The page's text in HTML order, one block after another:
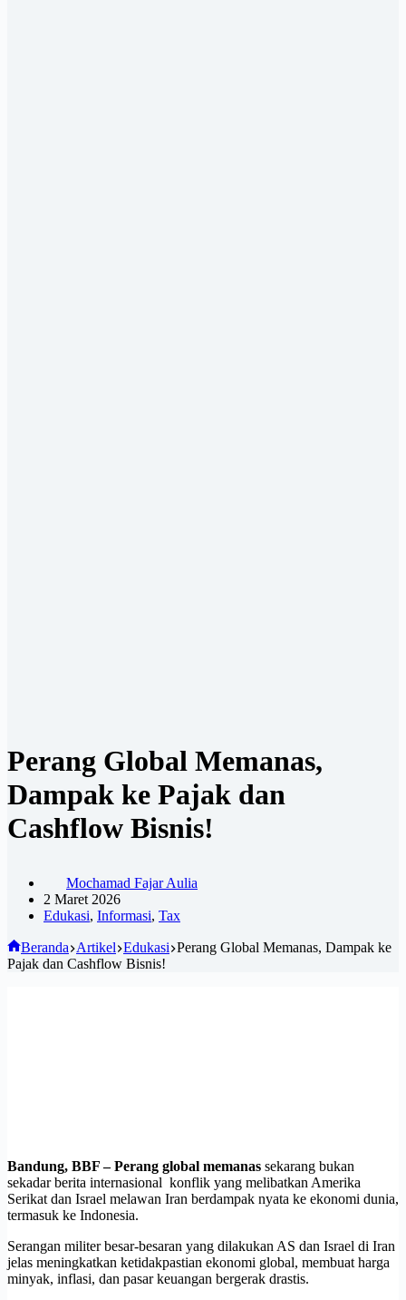
Perang Global Memanas,
Dampak ke Pajak dan
Cashflow Bisnis!
Mochamad Fajar Aulia
2 Maret 2026
Edukasi, Informasi, Tax
Beranda Artikel Edukasi Perang Global Memanas, Dampak ke
Pajak dan Cashflow Bisnis!
Bandung, BBF –Perang global memanas sekarang bukan
sekadar berita internasional konflik yang melibatkan Amerika
Serikat dan Israel melawan Iran berdampak nyata ke ekonomi dunia,
termasuk ke Indonesia.
Serangan militer besar-besaran yang dilakukan AS dan Israel di Iran
jelas meningkatkan ketidakpastian ekonomi global, membuat harga
minyak, inflasi, dan pasar keuangan bergerak drastis.